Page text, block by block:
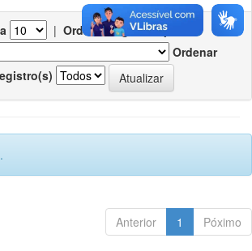
| Ordenar registros por
Ordenar
Anterior 1 Póximo